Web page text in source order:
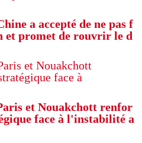
a accepté de ne pas f
et promet de rouvrir le d
et Nouakchott renfor
face à l'instabilité a